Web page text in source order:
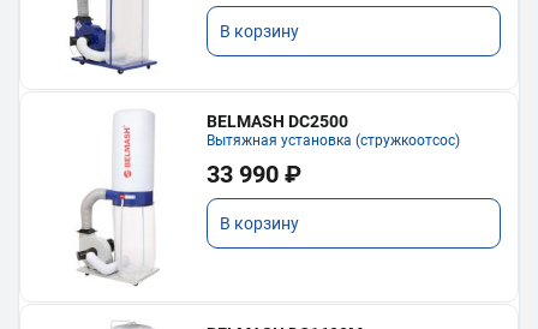
В корзину
BELMASH DC2500
Вытяжная установка (стружкоотсос)
33 990 ₽
В корзину